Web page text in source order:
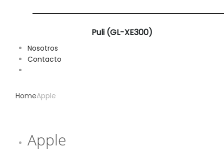
Puli (GL-XE300)
Nosotros
Contacto
HomeApple
Apple